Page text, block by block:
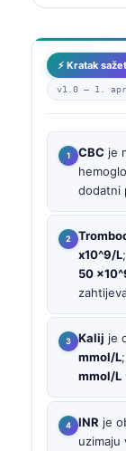
⚡ Kratak
v1.0 — 1.
CBC je
dodatni
x10^9/L
50
Kalij je
mmol/L
mmol/L
INR je
uzimaju